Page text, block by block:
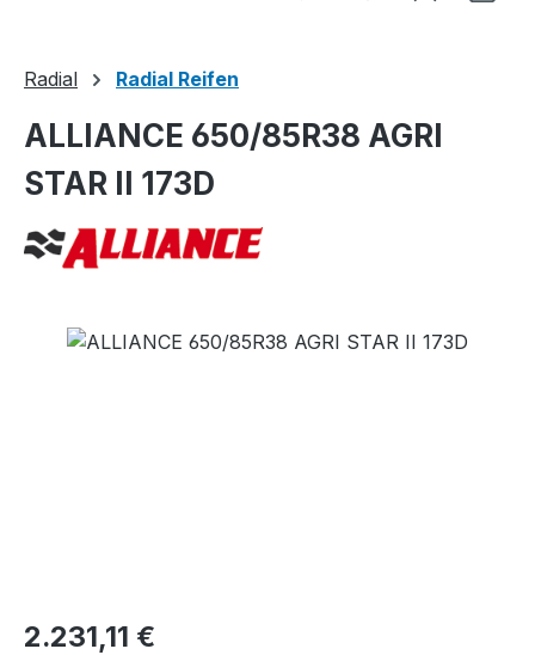
Radial Radial Reifen
ALLIANCE 650/85R38 AGRI
STAR II 173D
Bildergalerie überspringen
Regulärer Preis:
2.231,11 €